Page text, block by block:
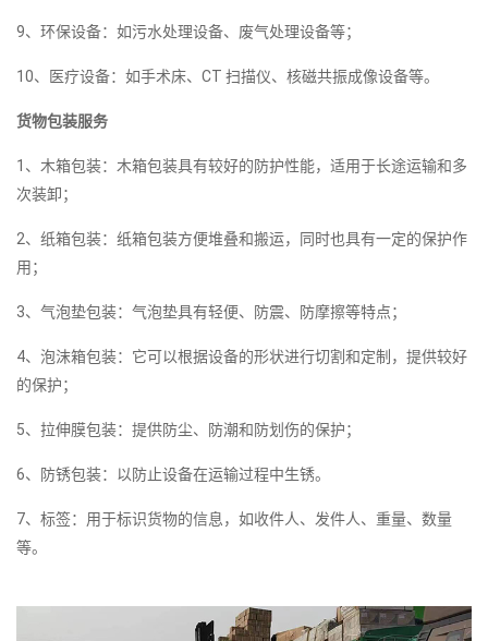
9、环保设备：如污水处理设备、废气处理设备等；
10、医疗设备：如手术床、CT 扫描仪、核磁共振成像设备等。
货物包装服务
1、木箱包装：木箱包装具有较好的防护性能，适用于长途运输和多
次装卸；
2、纸箱包装：纸箱包装方便堆叠和搬运，同时也具有一定的保护作
用；
3、气泡垫包装：气泡垫具有轻便、防震、防摩擦等特点；
4、泡沫箱包装：它可以根据设备的形状进行切割和定制，提供较好
的保护；
5、拉伸膜包装：提供防尘、防潮和防划伤的保护；
6、防锈包装：以防止设备在运输过程中生锈。
7、标签：用于标识货物的信息，如收件人、发件人、重量、数量
等。